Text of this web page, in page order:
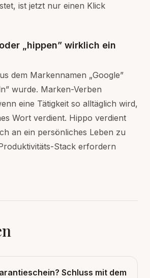
ist jetzt nur einen Klick
„hippen” wirklich ein
dem Markennamen „Google”
wurde. Marken-Verben
eine Tätigkeit so alltäglich wird,
Wort verdient. Hippo verdient
an ein persönliches Leben zu
Stack erfordern
Schluss mit dem